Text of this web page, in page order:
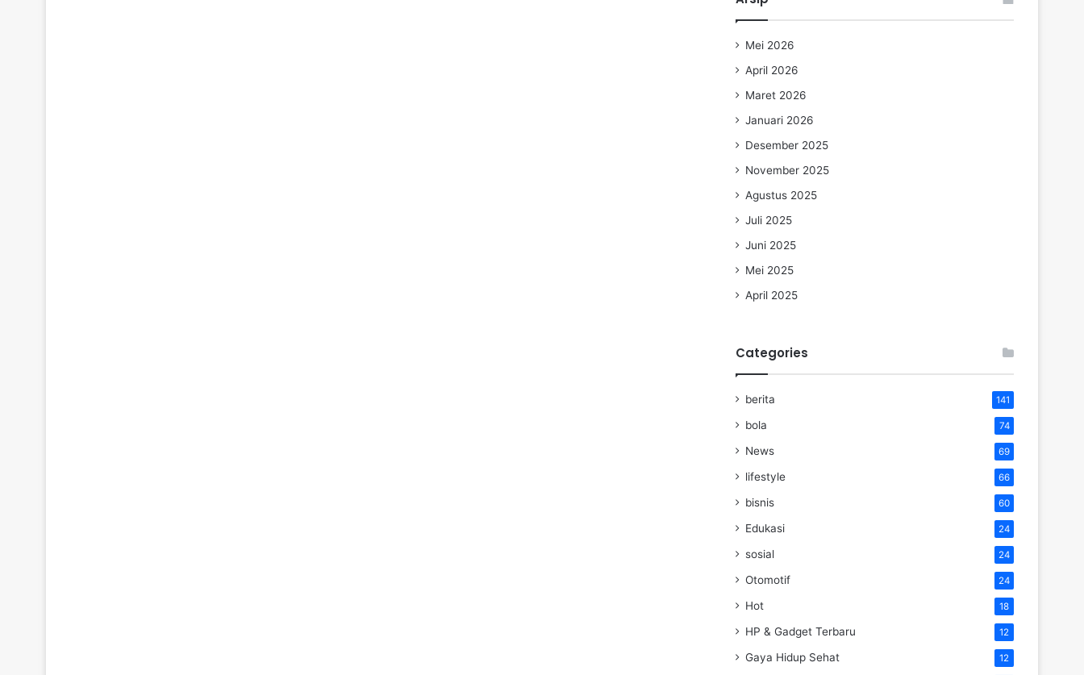
Mei 2026
April 2026
Maret 2026
Januari 2026
Desember 2025
November 2025
Agustus 2025
Juli 2025
Juni 2025
Mei 2025
April 2025
Categories
berita 141
bola 74
News 69
lifestyle 66
bisnis 60
Edukasi 24
sosial 24
Otomotif 24
Hot 18
HP & Gadget Terbaru 12
Gaya Hidup Sehat 12